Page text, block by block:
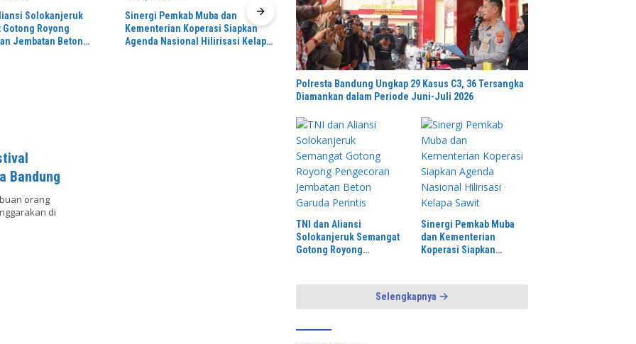
Muba dan
Koperasi Siapkan
Hilirisasi Kelapa
Khidmat dan Penuh Makna, Ikatan
Dukun Nusantara Gelar Milangkala
Nelayan Mengadu Dipolairud
Tentang Pendangkalan Sudah
Terlalu Parah Minta Ditindaklanjuti
Penguatan Ekosistem Komunikasi
Publik Lumajang Diakui, Jadi
Rujukan Jawa Timur hingga
Daerah Lain
Bandung
orang
di
Polresta Bandung Ungkap 29 Kasus C3, 36 Tersangka
Diamankan dalam Periode Juni-Juli 2026
TNI dan Aliansi
Solokanjeruk Semangat
Gotong Royong
Sinergi Pemkab Muba
dan Kementerian
Koperasi Siapkan
Selengkapnya